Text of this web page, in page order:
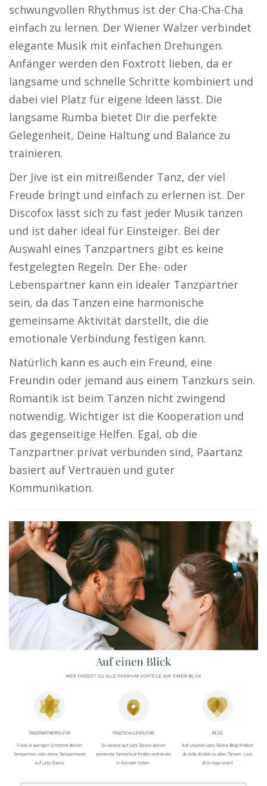
schwungvollen Rhythmus ist der Cha-Cha-Cha
einfach zu lernen. Der Wiener Walzer verbindet
elegante Musik mit einfachen Drehungen.
Anfänger werden den Foxtrott lieben, da er
langsame und schnelle Schritte kombiniert und
dabei viel Platz für eigene Ideen lässt. Die
langsame Rumba bietet Dir die perfekte
Gelegenheit, Deine Haltung und Balance zu
trainieren.
Der Jive ist ein mitreißender Tanz, der viel
Freude bringt und einfach zu erlernen ist. Der
Discofox lässt sich zu fast jeder Musik tanzen
und ist daher ideal für Einsteiger. Bei der
Auswahl eines Tanzpartners gibt es keine
festgelegten Regeln. Der Ehe- oder
Lebenspartner kann ein idealer Tanzpartner
sein, da das Tanzen eine harmonische
gemeinsame Aktivität darstellt, die die
emotionale Verbindung festigen kann.
Natürlich kann es auch ein Freund, eine
Freundin oder jemand aus einem Tanzkurs sein.
Romantik ist beim Tanzen nicht zwingend
notwendig. Wichtiger ist die Kooperation und
das gegenseitige Helfen. Egal, ob die
Tanzpartner privat verbunden sind, Paartanz
basiert auf Vertrauen und guter
Kommunikation.